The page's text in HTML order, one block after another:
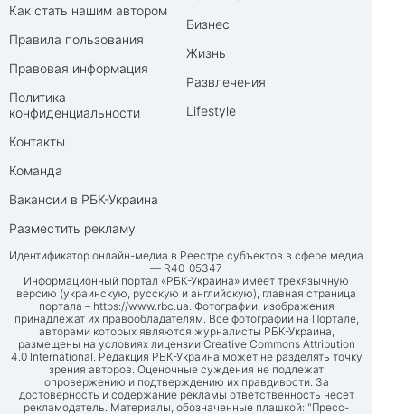
Как стать нашим автором
Правила пользования
Правовая информация
Политика
конфиденциальности
Контакты
Команда
Вакансии в РБК-Украина
Разместить рекламу
Бизнес
Жизнь
Развлечения
Lifestyle
Идентификатор онлайн-медиа в Реестре субъектов в сфере медиа
— R40-05347
Информационный портал «РБК-Украина» имеет трехязычную
версию (украинскую, русскую и английскую), главная страница
портала – https://www.rbc.ua. Фотографии, изображения
принадлежат их правообладателям. Все фотографии на Портале,
авторами которых являются журналисты РБК-Украина,
размещены на условиях лицензии Creative Commons Attribution
4.0 International. Редакция РБК-Украина может не разделять точку
зрения авторов. Оценочные суждения не подлежат
опровержению и подтверждению их правдивости. За
достоверность и содержание рекламы ответственность несет
рекламодатель. Материалы, обозначенные плашкой: "Пресс-